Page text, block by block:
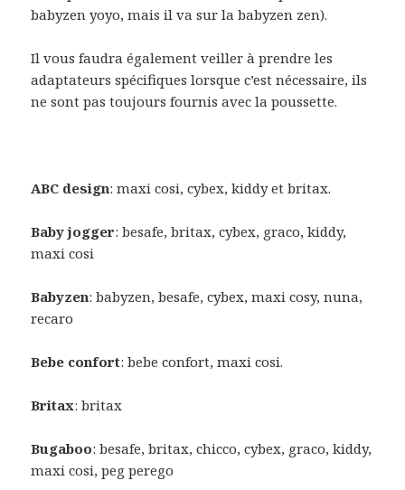
babyzen yoyo, mais il va sur la babyzen zen).
Il vous faudra également veiller à prendre les
adaptateurs spécifiques lorsque c’est nécessaire, ils
ne sont pas toujours fournis avec la poussette.
ABC design: maxi cosi, cybex, kiddy et britax.
Baby jogger: besafe, britax, cybex, graco, kiddy,
maxi cosi
Babyzen: babyzen, besafe, cybex, maxi cosy, nuna,
recaro
Bebe confort: bebe confort, maxi cosi.
Britax: britax
Bugaboo: besafe, britax, chicco, cybex, graco, kiddy,
maxi cosi, peg perego